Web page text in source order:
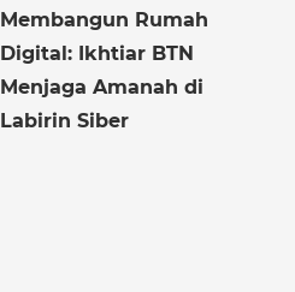
Membangun Rumah
Digital: Ikhtiar BTN
Menjaga Amanah di
Labirin Siber